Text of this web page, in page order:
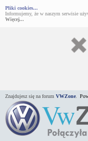
Pliki cookies...
Informujemy, że w naszym serwisie
Więcej...
Znajdujesz się na forum VWZone